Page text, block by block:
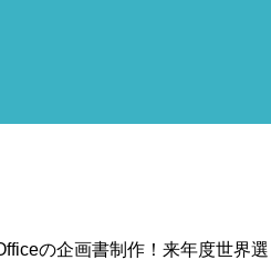
の企画書制作！来年度世界選